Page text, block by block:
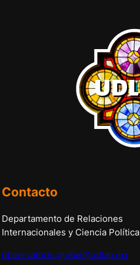
Contacto
Departamento de Relaciones
Internacionales y Ciencia Política
observatorio.global@udlap.mx